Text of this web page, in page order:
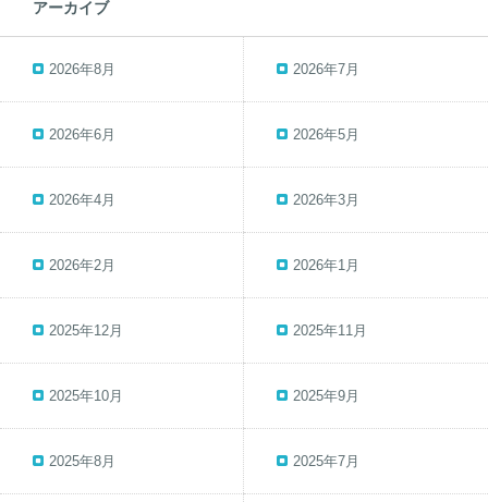
アーカイブ
2026年8月 2026年7月
2026年6月 2026年5月
2026年4月 2026年3月
2026年2月 2026年1月
2025年12月 2025年11月
2025年10月 2025年9月
2025年8月 2025年7月